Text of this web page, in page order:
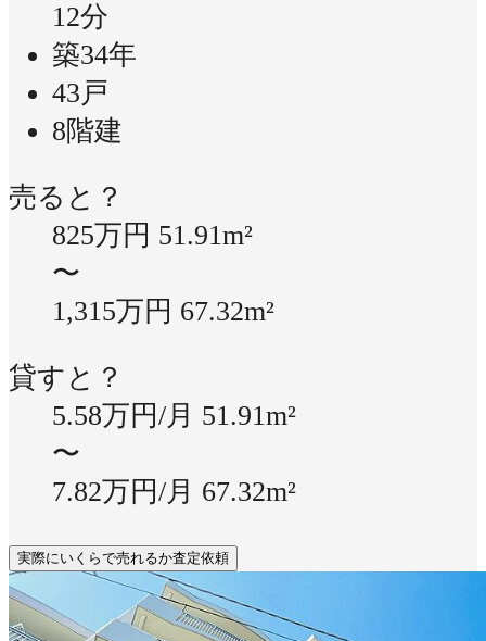
12分
築34年
43戸
8階建
売ると？
825万円 51.91m²
〜
1,315万円 67.32m²
貸すと？
5.58万円/月 51.91m²
〜
7.82万円/月 67.32m²
実際にいくらで売れるか査定依頼